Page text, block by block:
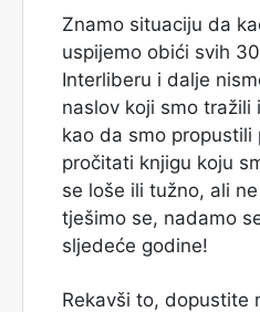
Znamo situaciju da
uspijemo obići svih
Interliberu i dalje
naslov koji smo tražili
kao da smo propustili
pročitati knjigu koju
se loše ili tužno, ali
tješimo se, nadamo
sljedeće godine!
Rekavši to, dopustite